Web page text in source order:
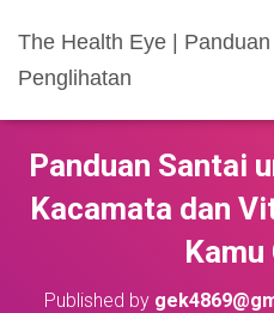
The Health Eye |
Penglihatan
Panduan Santai
Kacamata dan
Kamu
Published by